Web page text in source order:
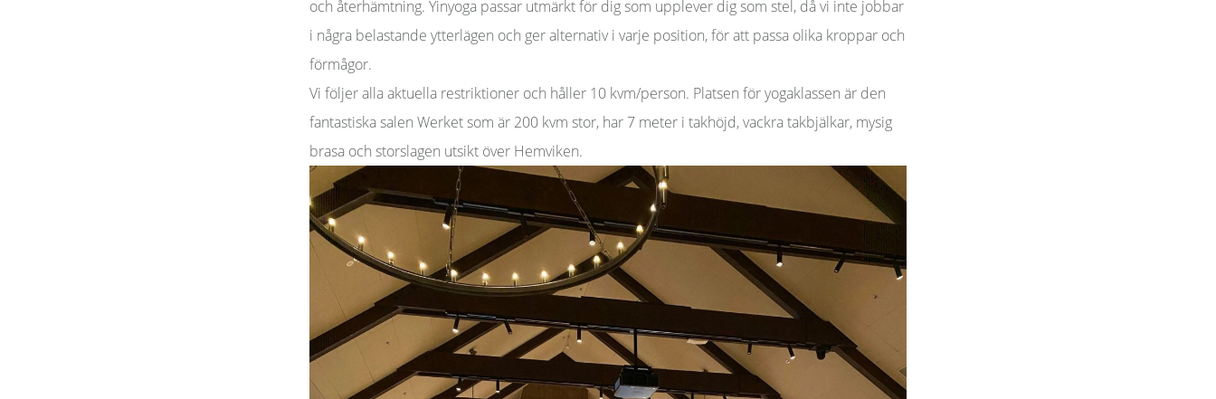
och återhämtning. Yinyoga passar utmärkt för dig som upplever dig som stel, då vi inte jobbar
i några belastande ytterlägen och ger alternativ i varje position, för att passa olika kroppar och
förmågor.
Vi följer alla aktuella restriktioner och håller 10 kvm/person. Platsen för yogaklassen är den
fantastiska salen Werket som är 200 kvm stor, har 7 meter i takhöjd, vackra takbjälkar, mysig
brasa och storslagen utsikt över Hemviken.